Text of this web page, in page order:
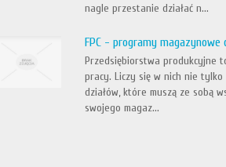
nagle przestanie działać n...
FPC - programy
Przedsiębiorstwa produkcyjne
pracy. Liczy się w nich nie
działów, które muszą ze sobą
swojego magaz...